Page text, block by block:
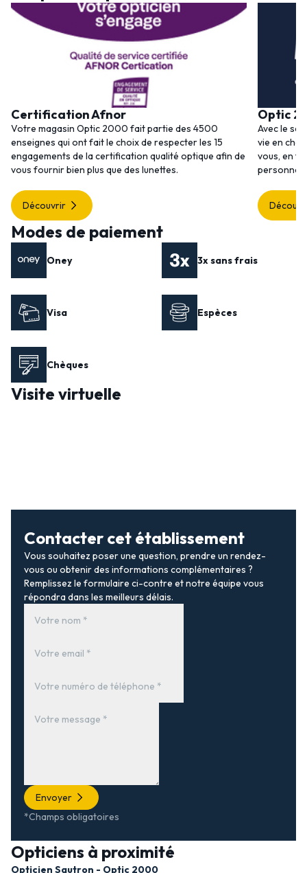
Certification Afnor
Votre magasin Optic 2000 fait partie des 4500
enseignes qui ont fait le choix de respecter les 15
engagements de la certification qualité optique afin de
vous fournir bien plus que des lunettes.
Découvrir
Optic
Avec le
vie en
vous, en
Modes de paiement
Oney 3x sans frais
Visa Espèces
Chèques
Visite virtuelle
Contacter cet établissement
Vous souhaitez poser une question, prendre un rendez-
vous ou obtenir des informations complémentaires ?
Remplissez le formulaire ci-contre et notre équipe vous
répondra dans les meilleurs délais.
Envoyer
*Champs obligatoires
Opticiens à proximité
Opticien Sautron - Optic 2000